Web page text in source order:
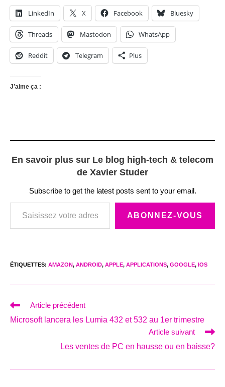
LinkedIn X Facebook Bluesky
Threads Mastodon WhatsApp
Reddit Telegram Plus
J’aime ça :
En savoir plus sur Le blog high-tech & telecom
de Xavier Studer
Subscribe to get the latest posts sent to your email.
Saisissez votre adresse e-mail…
ABONNEZ-VOUS
ÉTIQUETTES: AMAZON, ANDROID, APPLE, APPLICATIONS, GOOGLE, IOS
Read
articles
Article précédent
Microsoft lancera les Lumia 432 et 532 au 1er trimestre
Article suivant
Les ventes de PC en hausse ou en baisse?